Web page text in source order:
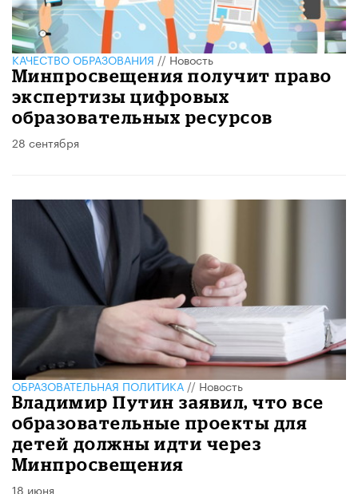
КАЧЕСТВО ОБРАЗОВАНИЯ//Новость
Минпросвещения получит право
экспертизы цифровых
образовательных ресурсов
28 сентября
ОБРАЗОВАТЕЛЬНАЯ ПОЛИТИКА//Новость
Владимир Путин заявил, что все
образовательные проекты для
детей должны идти через
Минпросвещения
18 июня